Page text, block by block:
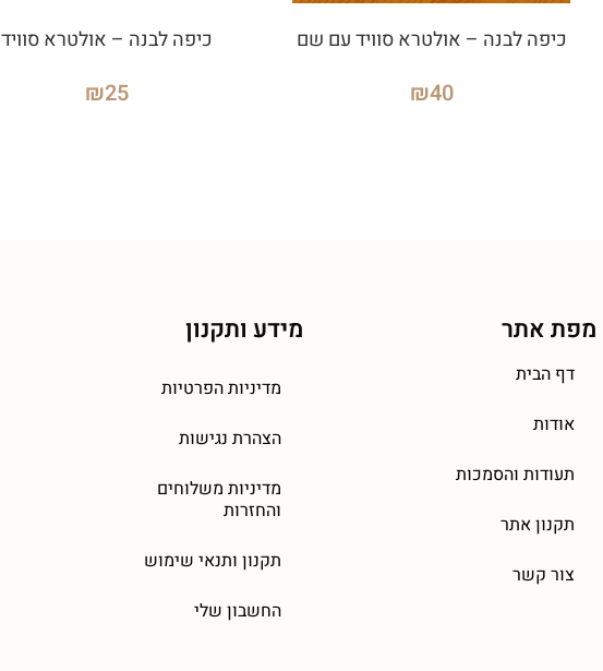
כיפה לבנה – אולטרא סוויד עם שם
₪40
כיפה לבנה – אולטרא סוויד
₪25
מפת אתר
דף הבית
אודות
תעודות והסמכות
תקנון אתר
צור קשר
מידע ותקנון
מדיניות הפרטיות
הצהרת נגישות
מדיניות משלוחים
והחזרות
תקנון ותנאי שימוש
החשבון שלי